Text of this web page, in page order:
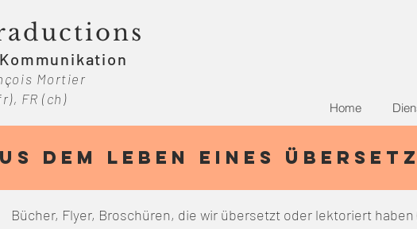
Mortier
FR (ch)
Home
dem leben eines
Bücher, Flyer, Broschüren, die wir übersetzt oder lektoriert haben